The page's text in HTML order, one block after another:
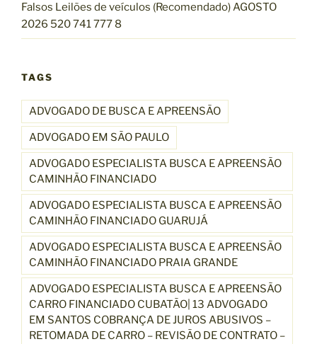
Falsos Leilões de veículos (Recomendado) AGOSTO
2026 520 741 777 8
TAGS
ADVOGADO DE BUSCA E APREENSÃO
ADVOGADO EM SÃO PAULO
ADVOGADO ESPECIALISTA BUSCA E APREENSÃO
CAMINHÃO FINANCIADO
ADVOGADO ESPECIALISTA BUSCA E APREENSÃO
CAMINHÃO FINANCIADO GUARUJÁ
ADVOGADO ESPECIALISTA BUSCA E APREENSÃO
CAMINHÃO FINANCIADO PRAIA GRANDE
ADVOGADO ESPECIALISTA BUSCA E APREENSÃO
CARRO FINANCIADO CUBATÃO| 13 ADVOGADO
EM SANTOS COBRANÇA DE JUROS ABUSIVOS –
RETOMADA DE CARRO – REVISÃO DE CONTRATO –